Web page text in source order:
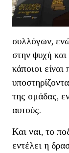
συλλόγων,
στην ψυχή
κάποιοι
της ομάδας,
αυτούς.
Και ναι, το
εντέλει η